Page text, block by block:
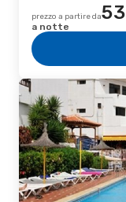
prezzo a partire da53
a notte